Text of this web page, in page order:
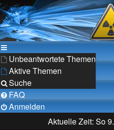
Unbeantwortete Themen
Aktive Themen
Suche
FAQ
Anmelden
Aktuelle Zeit: So